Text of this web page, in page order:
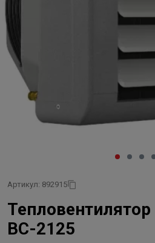
Артикул: 892915
ВС-2125